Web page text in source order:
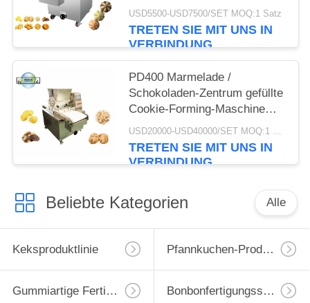
100 kg/h / 200 kg/h
USD5500-USD7500/SET MOQ:1 Satz
TRETEN SIE MIT UNS IN
VERBINDUNG
PD400 Marmelade /
Schokoladen-Zentrum gefüllte
Cookie-Forming-Maschine
Produktionslinie Jenny
Cookie-Verarbeitung
Maschinen
TRETEN SIE MIT UNS IN
VERBINDUNG
Beliebte Kategorien Alle
Keksproduktlinie Pfannkuchen-Produktionslinie
Gummiartige Fertigungsstraße Bonbonfertigungsstraße